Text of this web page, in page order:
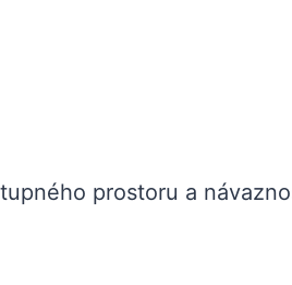
prostoru a